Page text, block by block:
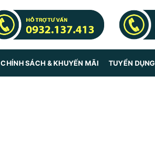
CHÍNH SÁCH & KHUYẾN MÃI TUYỂN DỤNG